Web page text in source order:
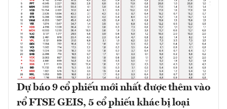
Dự báo 9 cổ phiếu mới nhất được thêm vào
rổ FTSE GEIS, 5 cổ phiếu khác bị loại